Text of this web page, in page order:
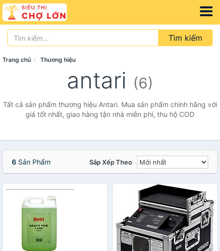
Tìm kiếm
Trang chủ Thương hiệu
antari (6)
Tất cả sản phẩm thương hiệu Antari. Mua sản phẩm chính hãng với
giá tốt nhất, giao hàng tận nhà miễn phí, thu hộ COD
6 Sản Phẩm Sắp Xếp Theo